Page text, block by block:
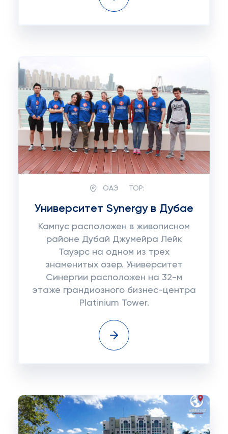
ОАЭ TOP:
Университет Synergy в Дубае
Кампус расположен в живописном
районе Дубай Джумейра Лейк
Тауэрс на одном из трех
знаменитых озер. Университет
Синергии расположен на 32-м
этаже грандиозного бизнес-центра
Platinium Tower.